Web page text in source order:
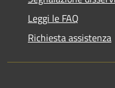
Leggi le FAQ
Richiesta assistenza